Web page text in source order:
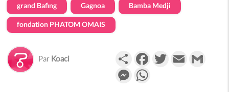
grand Bafing Gagnoa Bamba Medji
fondation PHATOM OMAIS
Par Koaci PartagerFacebookTwitterEmail
Messenger